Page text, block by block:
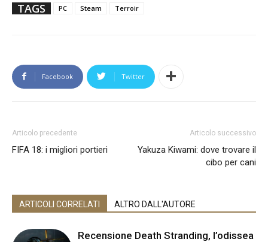
TAGS PC Steam Terroir
Facebook Twitter
Articolo precedente
FIFA 18: i migliori portieri
Articolo successivo
Yakuza Kiwami: dove trovare il
cibo per cani
ARTICOLI CORRELATI ALTRO DALL'AUTORE
Recensione Death Stranding, l’odissea